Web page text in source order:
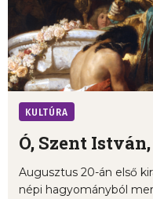
KULTÚRA
Ó, Szent
Augusztus 20-án első
népi hagyományból